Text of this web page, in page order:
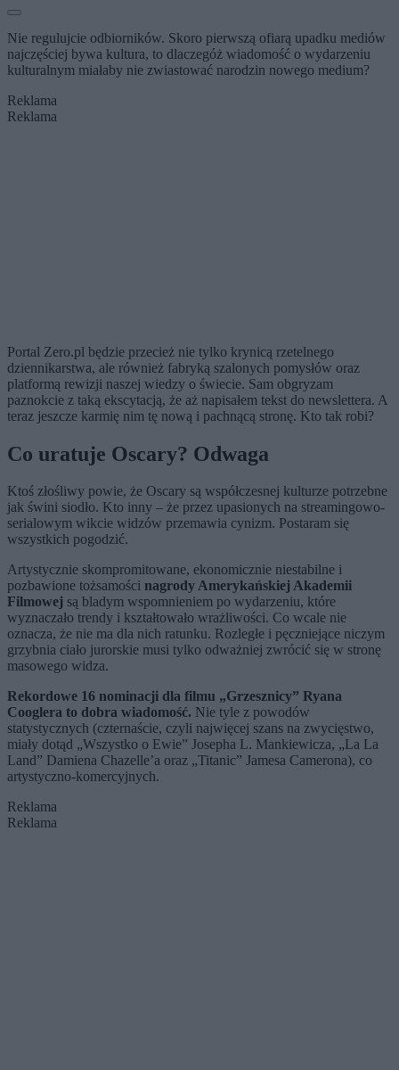
Nie regulujcie odbiorników. Skoro pierwszą ofiarą upadku mediów
najczęściej bywa kultura, to dlaczegóż wiadomość o wydarzeniu
kulturalnym miałaby nie zwiastować narodzin nowego medium?
Reklama
Reklama
Portal Zero.pl będzie przecież nie tylko krynicą rzetelnego
dziennikarstwa, ale również fabryką szalonych pomysłów oraz
platformą rewizji naszej wiedzy o świecie. Sam obgryzam
paznokcie z taką ekscytacją, że aż napisałem tekst do newslettera. A
teraz jeszcze karmię nim tę nową i pachnącą stronę. Kto tak robi?
Co uratuje Oscary? Odwaga
Ktoś złośliwy powie, że Oscary są współczesnej kulturze potrzebne
jak świni siodło. Kto inny – że przez upasionych na streamingowo-
serialowym wikcie widzów przemawia cynizm. Postaram się
wszystkich pogodzić.
Artystycznie skompromitowane, ekonomicznie niestabilne i
pozbawione tożsamości nagrody Amerykańskiej Akademii
Filmowej są bladym wspomnieniem po wydarzeniu, które
wyznaczało trendy i kształtowało wrażliwości. Co wcale nie
oznacza, że nie ma dla nich ratunku. Rozległe i pęczniejące niczym
grzybnia ciało jurorskie musi tylko odważniej zwrócić się w stronę
masowego widza.
Rekordowe 16 nominacji dla filmu „Grzesznicy” Ryana
Cooglera to dobra wiadomość. Nie tyle z powodów
statystycznych (czternaście, czyli najwięcej szans na zwycięstwo,
miały dotąd „Wszystko o Ewie” Josepha L. Mankiewicza, „La La
Land” Damiena Chazelle’a oraz „Titanic” Jamesa Camerona), co
artystyczno-komercyjnych.
Reklama
Reklama